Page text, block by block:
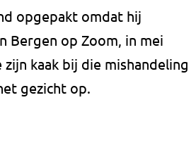
opgepakt omdat hij
Bergen op Zoom, in mei
kaak bij die mishandeling
gezicht op.